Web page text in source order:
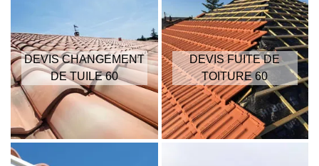
DEVIS CHANGEMENT
DE TUILE 60
DEVIS FUITE DE
TOITURE 60